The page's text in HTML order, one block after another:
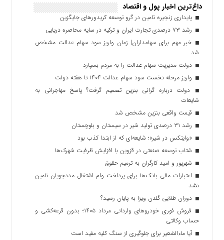
داغ‌ترین اخبار پول و اقتصاد
پایداری زنجیره تامین در گرو توسعه کریدورهای جایگزین
رشد ۷۳ درصدی تجارت ایران و ترکیه در سایه محاصره دریایی
خبر مهم برای سهامداران| زمان واریز سود سهام عدالت مشخص
شد
دولت مدیریت سهام عدالت را به مردم بسپارد
واریز مرحله نخست سود سهام عدالت ۱۴۰۴ تا هفته دولت
دولت درباره گرانی بنزین تصمیم گرفت؟ پاسخ مهاجرانی به
شایعات
قیمت واقعی بنزین مشخص شد
رشد ۳۱ درصدی تولید شیر در سیستان و بلوچستان
«وایتکس در شیر»؛ شایعه‌ای که از ابتدا کذب بود
شتاب توسعه صنعتی در قزوین با افزایش ظرفیت شهرک‌ها
شهریور و امید کارگران به ترمیم حقوق
اعتبارات مالی بانک‌ها برای پرداخت وام اشتغال مددجویان تامین
نشد
دوران طلایی گلدن ویزا به پایان رسید؟
فروش فوری خودروهای وارداتی مرداد ۱۴۰۵؛ بدون قرعه‌کشی و
حساب وکالتی
آیا ماءالشعیر برای جلوگیری از سنگ کلیه مفید است